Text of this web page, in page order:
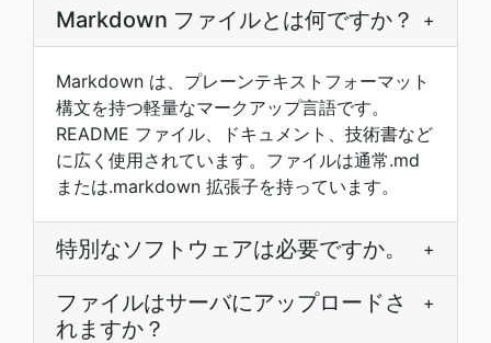
Markdown ファイルとは何ですか？ +
Markdown は、プレーンテキストフォーマット
構文を持つ軽量なマークアップ言語です。
README ファイル、ドキュメント、技術書など
に広く使用されています。ファイルは通常.md
または.markdown 拡張子を持っています。
特別なソフトウェアは必要ですか。 +
ファイルはサーバにアップロードさ
れますか？
+